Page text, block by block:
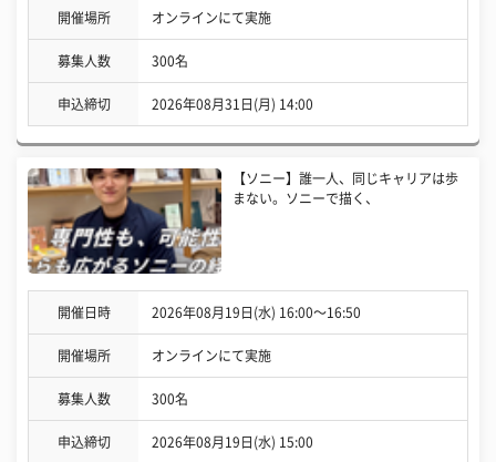
開催場所 オンラインにて実施
募集人数 300名
申込締切 2026年08月31日(月) 14:00
【ソニー】誰一人、同じキャリアは歩
まない。ソニーで描く、
開催日時 2026年08月19日(水) 16:00〜16:50
開催場所 オンラインにて実施
募集人数 300名
申込締切 2026年08月19日(水) 15:00